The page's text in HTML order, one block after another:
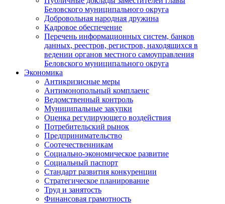
Беловского муниципального округа
Добровольная народная дружина
Кадровое обеспечение
Перечень информационных систем, банков
данных, реестров, регистров, находящихся в
ведении органов местного самоуправления
Беловского муниципального округа
Экономика
Антикризисные меры
Антимонопольный комплаенс
Ведомственный контроль
Муниципальные закупки
Оценка регулирующего воздействия
Потребительский рынок
Предпринимательство
Соотечественникам
Социально-экономическое развитие
Социальный паспорт
Стандарт развития конкуренции
Стратегическое планирование
Труд и занятость
Финансовая грамотность